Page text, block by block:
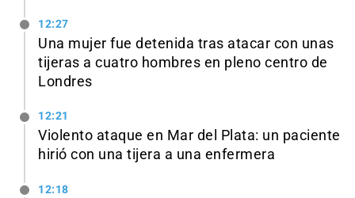
12:27
Una mujer fue detenida tras atacar con unas
tijeras a cuatro hombres en pleno centro de
Londres
12:21
Violento ataque en Mar del Plata: un paciente
hirió con una tijera a una enfermera
12:18